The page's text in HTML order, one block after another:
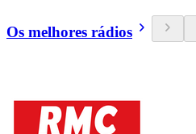
Os melhores rádios